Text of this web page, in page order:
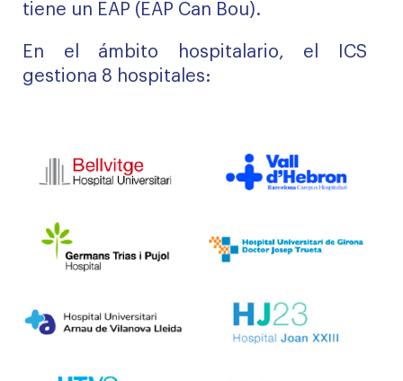
tiene un EAP (EAP Can Bou).
En el ámbito hospitalario, el ICS
gestiona 8 hospitales: